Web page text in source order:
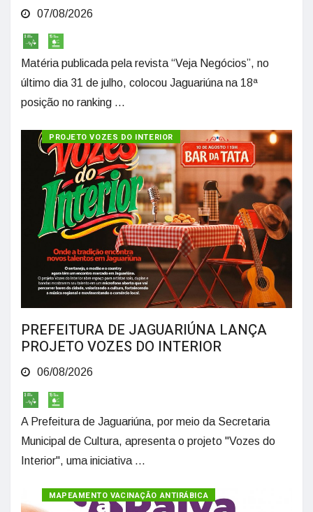
07/08/2026
Matéria publicada pela revista “Veja Negócios”, no
último dia 31 de julho, colocou Jaguariúna na 18ª
posição no ranking ...
PROJETO VOZES DO INTERIOR
PREFEITURA DE JAGUARIÚNA LANÇA
PROJETO VOZES DO INTERIOR
06/08/2026
A Prefeitura de Jaguariúna, por meio da Secretaria
Municipal de Cultura, apresenta o projeto "Vozes do
Interior", uma iniciativa ...
MAPEAMENTO VACINAÇÃO ANTIRÁBICA